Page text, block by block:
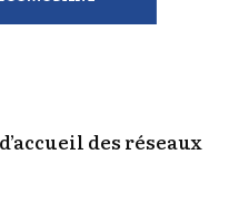
des réseaux